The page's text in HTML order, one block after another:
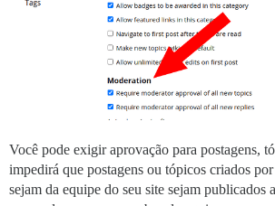
Você pode exigir aprovação para postagens,
impedirá que postagens ou tópicos criados
sejam da equipe do seu site sejam publicados